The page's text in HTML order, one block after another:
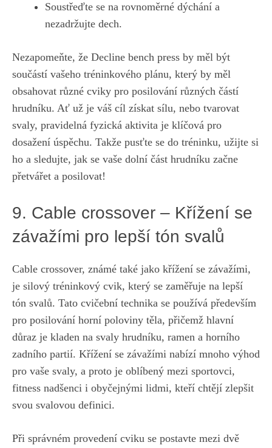
Soustřeďte se na ⁤rovnoměrné dýchání⁤ a
nezadržujte dech.
Nezapomeňte, že Decline bench‌ press‌ by měl ⁣být
‌součástí⁣ vašeho tréninkového plánu, který by měl
obsahovat různé cviky pro⁤ posilování různých částí
hrudníku. Ať už je ⁢váš cíl získat sílu, nebo tvarovat
svaly, pravidelná fyzická aktivita je klíčová pro
dosažení úspěchu. Takže pusťte se​ do tréninku, užijte ⁢si
ho a sledujte, jak se vaše dolní část hrudníku začne
přetvářet a posilovat!
9. ⁤Cable crossover – Křížení se
závažími pro lepší tón svalů
Cable crossover, známé ⁢také​ jako křížení se závažími,
‍je silový tréninkový cvik, který ⁤se zaměřuje na lepší‍
tón svalů. ​Tato cvičební technika se používá ⁣především​
pro posilování horní​ poloviny těla, přičemž hlavní
důraz‍ je‌ kladen na svaly hrudníku, ramen a ⁣horního
zadního partií. Křížení se závažími nabízí mnoho výhod
pro‍ vaše‍ svaly,‍ a proto ‍je oblíbený mezi sportovci,⁤
fitness nadšenci i⁣ obyčejnými lidmi, kteří chtějí zlepšit
svou svalovou definici.
Při správném provedení cviku ⁤se postavte mezi dvě ​